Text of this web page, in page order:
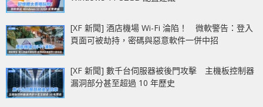
[XF 新聞] 酒店機場 Wi-Fi 淪陷！ 微軟警告：登入
頁面可被劫持，密碼與惡意軟件一併中招
[XF 新聞] 數千台伺服器被後門攻擊 主機板控制器
漏洞部分甚至超過 10 年歷史